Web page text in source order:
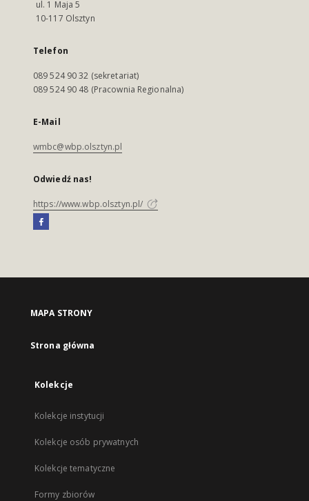
ul. 1 Maja 5
10-117 Olsztyn
Telefon
089 524 90 32 (sekretariat)
089 524 90 48 (Pracownia Regionalna)
E-Mail
wmbc@wbp.olsztyn.pl
Odwiedź nas!
https://www.wbp.olsztyn.pl/
MAPA STRONY
Strona główna
Kolekcje
Kolekcje instytucji
Kolekcje osób prywatnych
Kolekcje tematyczne
Formy zbiorów